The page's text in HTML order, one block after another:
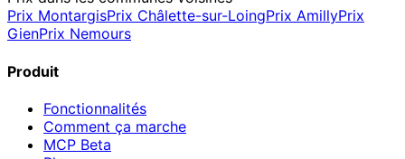
Prix MontargisPrix Châlette-sur-LoingPrix AmillyPrix
GienPrix Nemours
Produit
Fonctionnalités
Comment ça marche
MCP Beta